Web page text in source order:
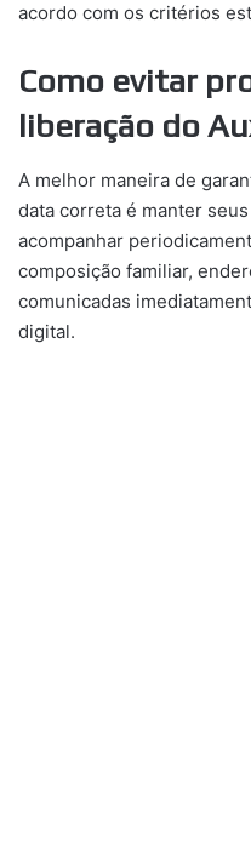
acordo com os critérios
Como evitar
liberação do
A melhor maneira de
data correta é manter
acompanhar
composição familiar,
comunicadas
digital.